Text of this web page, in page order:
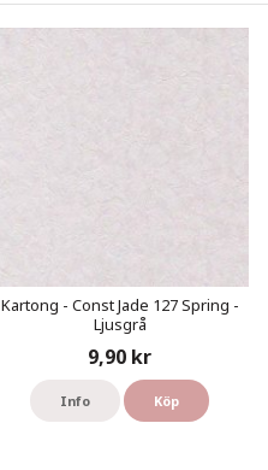
Kartong - Const Jade 127 Spring -
Ljusgrå
9,90 kr
Info Köp